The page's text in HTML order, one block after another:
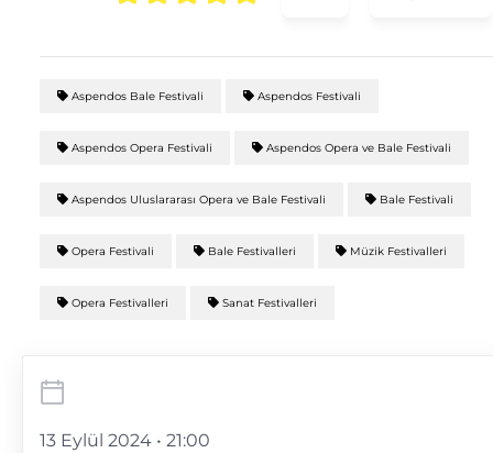
Aspendos Bale Festivali Aspendos Festivali
Aspendos Opera Festivali Aspendos Opera ve Bale Festivali
Aspendos Uluslararası Opera ve Bale Festivali Bale Festivali
Opera Festivali Bale Festivalleri Müzik Festivalleri
Opera Festivalleri Sanat Festivalleri
13 Eylül 2024 • 21:00